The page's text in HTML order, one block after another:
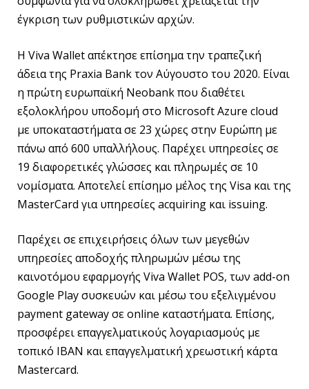
έγκριση των ρυθμιστικών αρχών.
Η Viva Wallet απέκτησε επίσημα την τραπεζική
άδεια της Praxia Bank τον Αύγουστο του 2020. Είναι
η πρώτη ευρωπαϊκή Neobank που διαθέτει
εξολοκλήρου υποδομή στο Microsoft Azure cloud
με υποκαταστήματα σε 23 χώρες στην Ευρώπη με
πάνω από 600 υπαλλήλους. Παρέχει υπηρεσίες σε
19 διαφορετικές γλώσσες και πληρωμές σε 10
νομίσματα. Αποτελεί επίσημο μέλος της Visa και της
MasterCard για υπηρεσίες acquiring και issuing.
Παρέχει σε επιχειρήσεις όλων των μεγεθών
υπηρεσίες αποδοχής πληρωμών μέσω της
καινοτόμου εφαρμογής Viva Wallet POS, των add-on
Google Play συσκευών και μέσω του εξελιγμένου
payment gateway σε online καταστήματα. Επίσης,
προσφέρει επαγγελματικούς λογαριασμούς με
τοπικό IBAN και επαγγελματική χρεωστική κάρτα
Mastercard.